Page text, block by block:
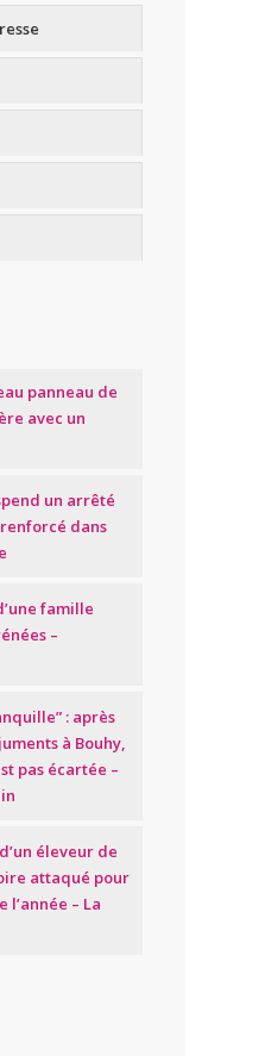
panneau de
avec un
un arrêté
dans
famille
–
: après
à Bouhy,
pas écartée –
éleveur de
attaqué pour
l’année – La